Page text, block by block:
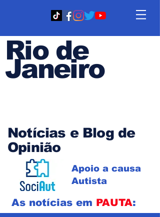
Rio de
Janeiro
Notícias e Blog de
Opinião
Apoio a causa
Autista
As notícias em PAUTA: